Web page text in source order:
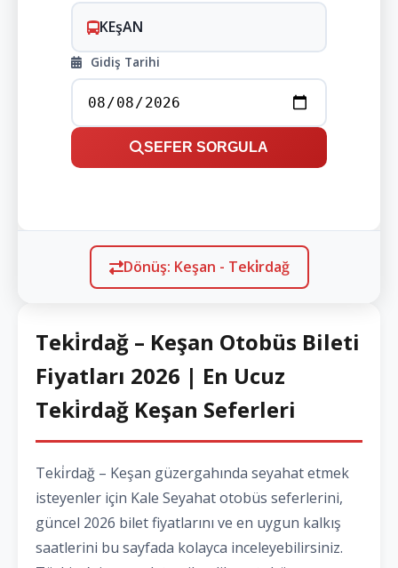
KEşAN
Gidiş Tarihi
SEFER SORGULA
Dönüş: Keşan - Teki̇rdağ
Teki̇rdağ – Keşan Otobüs Bileti
Fiyatları 2026 | En Ucuz
Teki̇rdağ Keşan Seferleri
Teki̇rdağ – Keşan güzergahında seyahat etmek
isteyenler için Kale Seyahat otobüs seferlerini,
güncel 2026 bilet fiyatlarını ve en uygun kalkış
saatlerini bu sayfada kolayca inceleyebilirsiniz.